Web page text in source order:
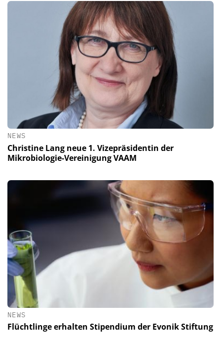
NEWS
Christine Lang neue 1. Vizepräsidentin der
Mikrobiologie-Vereinigung VAAM
NEWS
Flüchtlinge erhalten Stipendium der Evonik Stiftung